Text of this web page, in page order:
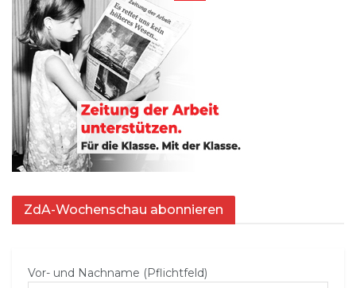
ZdA-Wochenschau abonnieren
Vor- und Nachname (Pflichtfeld)